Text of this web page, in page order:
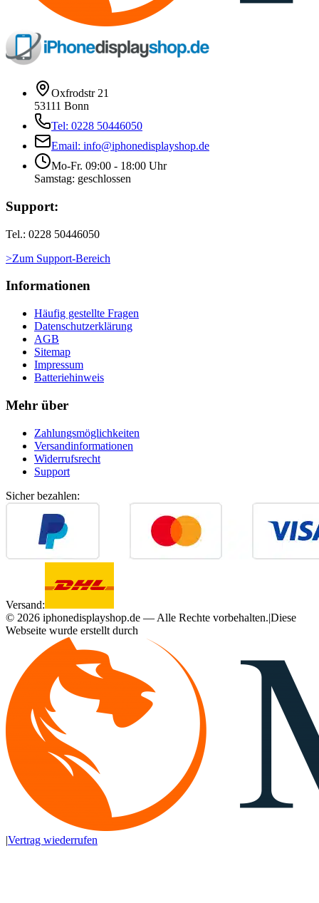
Oxfrodstr 21
53111 Bonn
Tel: 0228 50446050
Email: info@iphonedisplayshop.de
Mo-Fr. 09:00 - 18:00 Uhr
Samstag: geschlossen
Support:
Tel.: 0228 50446050
>Zum Support-Bereich
Informationen
Häufig gestellte Fragen
Datenschutzerklärung
AGB
Sitemap
Impressum
Batteriehinweis
Mehr über
Zahlungsmöglichkeiten
Versandinformationen
Widerrufsrecht
Support
Sicher bezahlen:
Versand:
© 2026 iphonedisplayshop.de — Alle Rechte vorbehalten.|Diese
Webseite wurde erstellt durch
|Vertrag wiederrufen